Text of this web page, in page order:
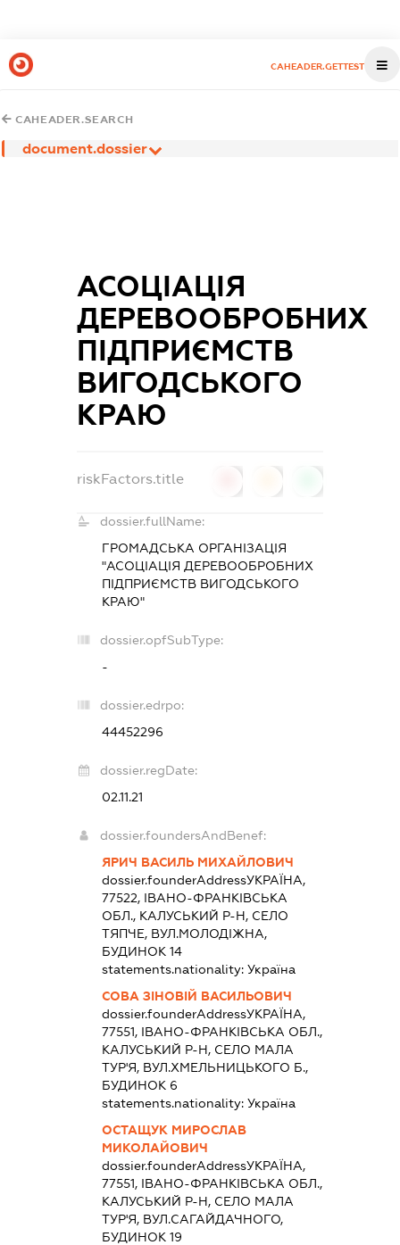
CAHEADER.GETTEST
CAHEADER.SEARCH
document.dossier
АСОЦІАЦІЯ
ДЕРЕВООБРОБНИХ
ПІДПРИЄМСТВ
ВИГОДСЬКОГО
КРАЮ
riskFactors.title
dossier.fullName:
ГРОМАДСЬКА ОРГАНІЗАЦІЯ
"АСОЦІАЦІЯ ДЕРЕВООБРОБНИХ
ПІДПРИЄМСТВ ВИГОДСЬКОГО
КРАЮ"
dossier.opfSubType:
-
dossier.edrpo:
44452296
dossier.regDate:
02.11.21
dossier.foundersAndBenef:
ЯРИЧ ВАСИЛЬ МИХАЙЛОВИЧ
dossier.founderAddressУКРАЇНА,
77522, ІВАНО-ФРАНКІВСЬКА
ОБЛ., КАЛУСЬКИЙ Р-Н, СЕЛО
ТЯПЧЕ, ВУЛ.МОЛОДІЖНА,
БУДИНОК 14
statements.nationality: Україна
СОВА ЗІНОВІЙ ВАСИЛЬОВИЧ
dossier.founderAddressУКРАЇНА,
77551, ІВАНО-ФРАНКІВСЬКА ОБЛ.,
КАЛУСЬКИЙ Р-Н, СЕЛО МАЛА
ТУР'Я, ВУЛ.ХМЕЛЬНИЦЬКОГО Б.,
БУДИНОК 6
statements.nationality: Україна
ОСТАЩУК МИРОСЛАВ
МИКОЛАЙОВИЧ
dossier.founderAddressУКРАЇНА,
77551, ІВАНО-ФРАНКІВСЬКА ОБЛ.,
КАЛУСЬКИЙ Р-Н, СЕЛО МАЛА
ТУР'Я, ВУЛ.САГАЙДАЧНОГО,
БУДИНОК 19